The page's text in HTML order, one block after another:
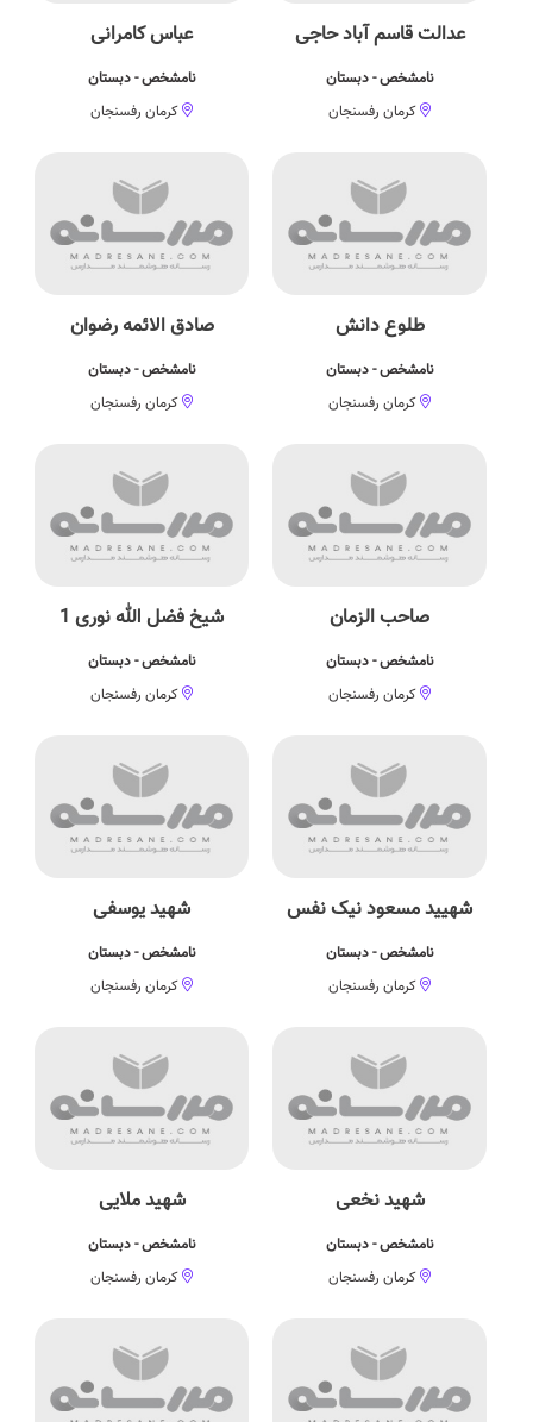
عدالت قاسم آباد حاجی
نامشخص - دبستان
کرمان رفسنجان
عباس کامرانی
نامشخص - دبستان
کرمان رفسنجان
طلوع دانش
نامشخص - دبستان
کرمان رفسنجان
صادق الائمه رضوان
نامشخص - دبستان
کرمان رفسنجان
صاحب الزمان
نامشخص - دبستان
کرمان رفسنجان
شیخ فضل الله نوری 1
نامشخص - دبستان
کرمان رفسنجان
شهیید مسعود نیک نفس
نامشخص - دبستان
کرمان رفسنجان
شهید یوسفی
نامشخص - دبستان
کرمان رفسنجان
شهید نخعی
نامشخص - دبستان
کرمان رفسنجان
شهید ملایی
نامشخص - دبستان
کرمان رفسنجان